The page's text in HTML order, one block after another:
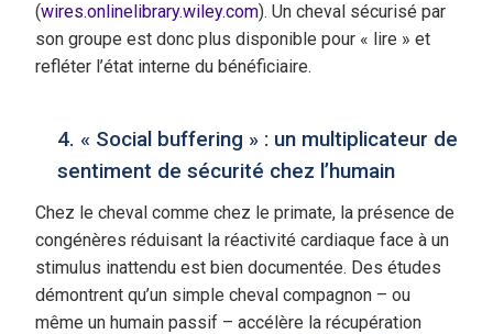
(wires.onlinelibrary.wiley.com). Un cheval sécurisé par
son groupe est donc plus disponible pour « lire » et
refléter l’état interne du bénéficiaire.
4. « Social buffering » : un multiplicateur de
sentiment de sécurité chez l’humain
Chez le cheval comme chez le primate, la présence de
congénères réduisant la réactivité cardiaque face à un
stimulus inattendu est bien documentée. Des études
démontrent qu’un simple cheval compagnon – ou
même un humain passif – accélère la récupération